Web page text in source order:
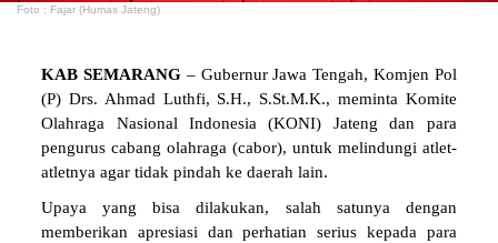
Foto : Fajar (Humas Jateng)
KAB SEMARANG – Gubernur Jawa Tengah, Komjen Pol
(P) Drs. Ahmad Luthfi, S.H., S.St.M.K., meminta Komite
Olahraga Nasional Indonesia (KONI) Jateng dan para
pengurus cabang olahraga (cabor), untuk melindungi atlet-
atletnya agar tidak pindah ke daerah lain.
Upaya yang bisa dilakukan, salah satunya dengan
memberikan apresiasi dan perhatian serius kepada para